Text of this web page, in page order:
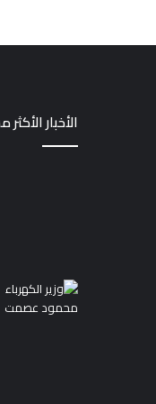
الأخبار